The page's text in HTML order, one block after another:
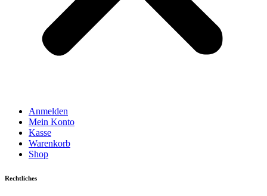
Anmelden
Mein Konto
Kasse
Warenkorb
Shop
Rechtliches